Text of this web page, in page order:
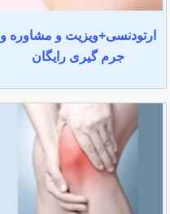
ارتودنسی+ویزیت و مشاوره و
جرم گیری رایگان